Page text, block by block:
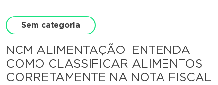
Sem categoria
NCM ALIMENTAÇÃO: ENTENDA
COMO CLASSIFICAR ALIMENTOS
CORRETAMENTE NA NOTA FISCAL